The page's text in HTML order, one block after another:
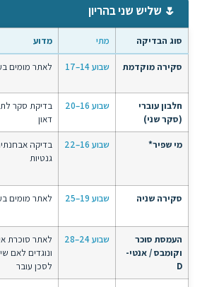
🌷 שליש שני בהריון
סוג הבדיקה מתי מדוע
סקירה מוקדמת שבוע 14–17 לאתר מומים
חלבון עוברי
(סקר שני)
שבוע 16–20
בדיקת סקר
דאון
מי שפיר* שבוע 16–22
בדיקה
גנטיות
סקירה שניה שבוע 19–25 לאתר מומים
העמסת סוכר
וקומבס / אנטי-
D
שבוע 24–28
לאתר סוכרת
ונוגדים לאם
לסכן עובר